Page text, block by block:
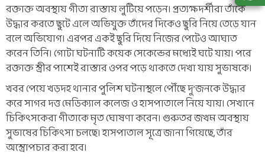
রক্তাক্ত অবস্থায় গীতা রাস্তায় লুটিয়ে পড়েন। প্রত্যক্ষদর্শীরা তাঁকে
উদ্ধার করতে ছুটে এলে অভিযুক্ত তাঁদের দিকেও ছুরি নিয়ে তেড়ে যান
বলে অভিযোগ। এরপর একই ছুরি দিয়ে নিজের পেটেও আঘাত
করেন তিনি। গোটা ঘটনাটি কয়েক সেকেন্ডের মধ্যেই ঘটে যায়। পরে
রক্তাক্ত স্ত্রীর পাশেই রাস্তার ওপর পড়ে থাকতে দেখা যায় সুভাষকে।
খবর পেয়ে খড়দহ থানার পুলিশ ঘটনাস্থলে পৌঁছে দু’জনকে উদ্ধার
করে সাগর দত্ত মেডিক্যাল কলেজ ও হাসপাতালে নিয়ে যায়। সেখানে
চিকিৎসকেরা গীতাকে মৃত ঘোষণা করেন। গুরুতর জখম অবস্থায়
সুভাষের চিকিৎসা চলছে। হাসপাতাল সূত্রে জানা গিয়েছে, তাঁর
অস্ত্রোপচার করা হবে।